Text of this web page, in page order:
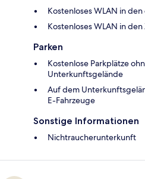
Kostenloses WLAN in
Kostenloses WLAN in
Parken
Kostenlose Parkplätze
Unterkunftsgelände
Auf dem
E-Fahrzeuge
Sonstige Informationen
Nichtraucherunterkunft